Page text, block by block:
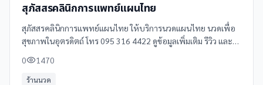
สุภัสสรคลินิกการแพทย์แผนไทย
สุภัสสรคลินิกการแพทย์แผนไทย ให้บริการนวดแผนไทย นวดเพื่อ
สุขภาพในอุตรดิตถ์ โทร 095 316 4422 ดูข้อมูลเพิ่มเติม รีวิว และ
0 1470
ร้านนวด